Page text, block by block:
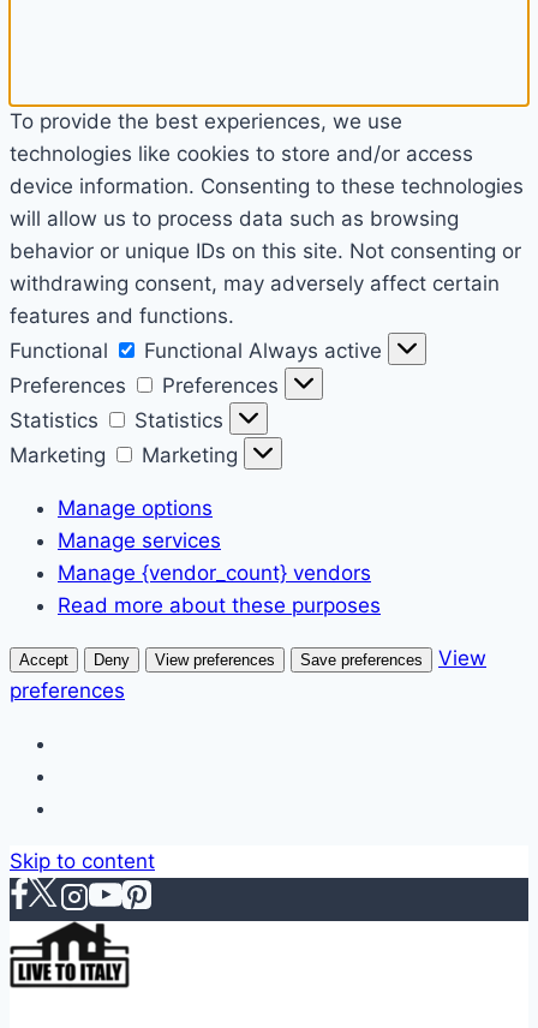
To provide the best experiences, we use
technologies like cookies to store and/or access
device information. Consenting to these technologies
will allow us to process data such as browsing
behavior or unique IDs on this site. Not consenting or
withdrawing consent, may adversely affect certain
features and functions.
Functional
Functional Always active
Preferences
Preferences
Statistics
Statistics
Marketing
Marketing
Manage options
Manage services
Manage {vendor_count} vendors
Read more about these purposes
Accept Deny View preferences Save preferences
View
preferences
Skip to content